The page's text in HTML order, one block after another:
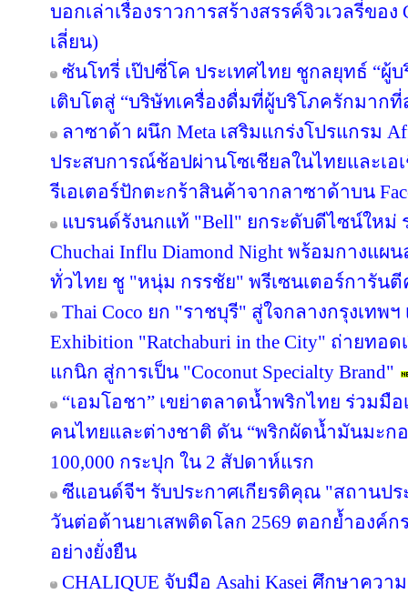
บอกเล่าเรื่องราวการสร้างสรรค์จิวเวลรี่ของ
เลี่ยน)
ซันโทรี่ เป๊ปซี่โค ประเทศไทย ชูกลยุทธ์ “ผู้
เติบโตสู่ “บริษัทเครื่องดื่มที่ผู้บริโภครักมากที่
ลาซาด้า ผนึก Meta เสริมแกร่งโปรแกรม
ประสบการณ์ช้อปผ่านโซเชียลในไทยและเอ
รีเอเตอร์ปักตะกร้าสินค้าจากลาซาด้าบน
แบรนด์รังนกแท้ "Bell" ยกระดับดีไซน์ใหม่
Chuchai Influ Diamond Night พร้อมกางแ
ทั่วไทย ชู "หนุ่ม กรรชัย" พรีเซนเตอร์การัน
Thai Coco ยก "ราชบุรี" สู่ใจกลางกรุงเทพฯ
Exhibition "Ratchaburi in the City" ถ่ายทอ
แกนิก สู่การเป็น "Coconut Specialty Brand"
“เอมโอชา” เขย่าตลาดน้ำพริกไทย ร่วมมื
คนไทยและต่างชาติ ดัน “พริกผัดน้ำมันมะก
100,000 กระปุก ใน 2 สัปดาห์แรก
ซีแอนด์จีฯ รับประกาศเกียรติคุณ "สถานป
วันต่อต้านยาเสพติดโลก 2569 ตอกย้ำองค์
อย่างยั่งยืน
CHALIQUE จับมือ Asahi Kasei ศึกษาคว